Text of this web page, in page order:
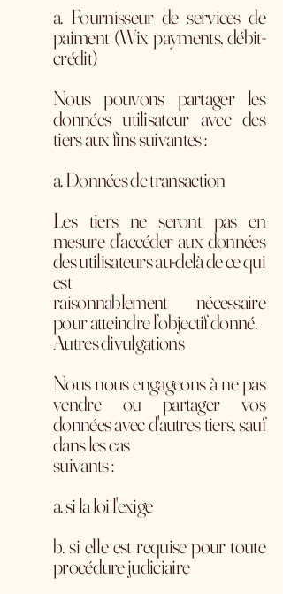
a. Fournisseur de services de
paiment (Wix payments, débit-
crédit)
Nous pouvons partager les
données utilisateur avec des
tiers aux fins suivantes :
a. Données de transaction
Les tiers ne seront pas en
mesure d’accéder aux données
des utilisateurs au-delà de ce qui
est
raisonnablement nécessaire
pour atteindre l’objectif donné.
Autres divulgations
Nous nous engageons à ne pas
vendre ou partager vos
données avec d'autres tiers, sauf
dans les cas
suivants :
a. si la loi l'exige
b. si elle est requise pour toute
procédure judiciaire